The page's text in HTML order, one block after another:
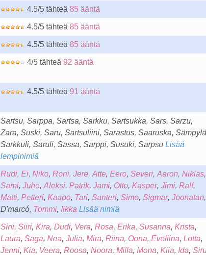
4.5/5 tähteä 85 ääntä
4.5/5 tähteä 85 ääntä
4.5/5 tähteä 85 ääntä
4/5 tähteä 92 ääntä
4.5/5 tähteä 91 ääntä
Sartsu, Sarppa, Sartsa, Sarkku, Sartsukka, Sars, Sarzu,
Zara, Suski, Saru, Sartsuliini, Sarastus, Saaruska,
Sarkkuli, Saruli, Sassa, Sarppi, Susuki, Sarpsu Lisää
lempinimiä
Rudi, Ei, Niko, Roni, Jere, Atte, Eero, Severi, Aaron, Niklas,
Sami, Juho, Aleksi, Patrik, Jami, Otto, Kasper, Jimi, Ralf,
Matti, Petteri, Kaapo, Tari, Santeri, Simo, Sigmar, Joonatan,
D'marcó, Tommi, Iikka Lisää nimiä
Sini, Siiri, Kira, Dudi, Vera, Rosa, Erika, Susanna, Krista,
Laura, Saga, Nea, Julia, Mira, Riina, Oona, Eveliina, Lotta,
Jenni, Kia, Veera, Roosa, Noora, Milla, Mona, Kiia, Ida,